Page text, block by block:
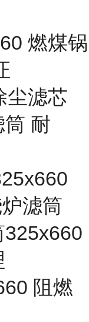
燃煤锅
尘滤芯
耐
滤筒
325x660
阻燃